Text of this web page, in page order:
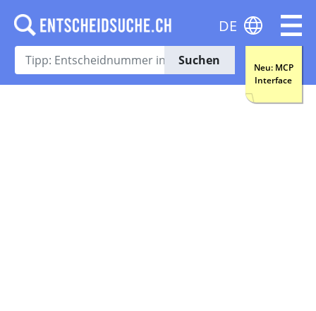
Suchen
Neu: MCP
Interface
DE